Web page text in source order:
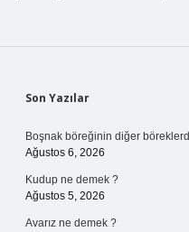
Sidebar
Son Yazılar
Boşnak böreğinin diğer
Ağustos 6, 2026
Kudup ne demek ?
Ağustos 5, 2026
Avarız ne demek ?